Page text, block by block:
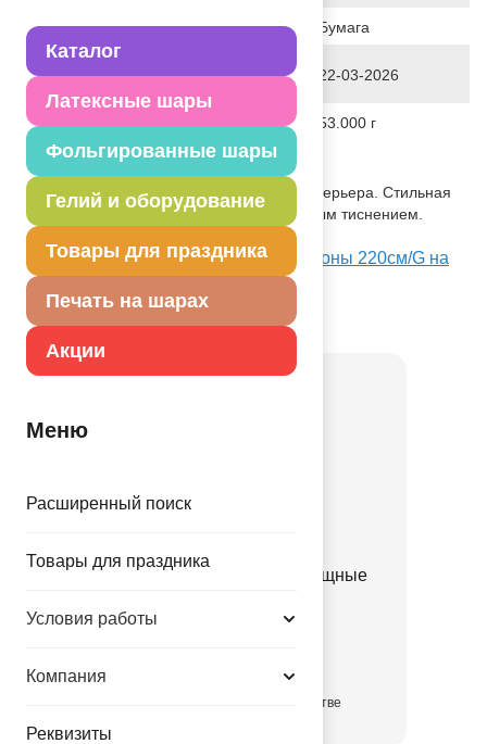
Каталог
Латексные шары
Фольгированные шары
Гелий и оборудование
Товары для праздника
Печать на шарах
Акции
Меню
Расширенный поиск
Товары для праздника
Условия работы
Компания
Реквизиты
Исходный материал Бумага
22-03-2026
Вес 53.000 г
Описание товара
Перетяжка, праздничное украшение интерьера. Стильная
гирлянда С ДНЕМ РОЖДЕНИЯ! с золотым тиснением.
Посмотреть Гирлянда-буквы С ДР Пионы 220см/G на
Портале оптовых закупок
Товар из коллекцииПионы
К 18" РУС ДР Пионы изящные
в достаточном количестве